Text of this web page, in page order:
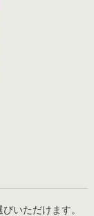
いただけます。